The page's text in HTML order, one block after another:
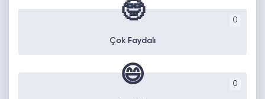
0
🤓
Çok Faydalı
0
😄